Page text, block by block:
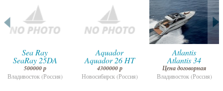
Sea Ray
SeaRay 25DA
500000 р
Владивосток (Россия)
Aquador
Aquador 26 HT
4300000 р
Новосибирск (Россия)
Atlantis
Atlantis 34
Цена договорная
Владивосток (Россия)